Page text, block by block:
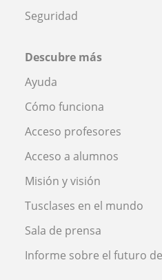
Seguridad
Descubre más
Ayuda
Cómo funciona
Acceso profesores
Acceso a alumnos
Misión y visión
Tusclases en el mundo
Sala de prensa
Informe sobre el futuro